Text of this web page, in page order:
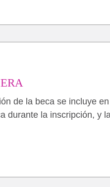
de la beca se incluye
durante la inscripción, y